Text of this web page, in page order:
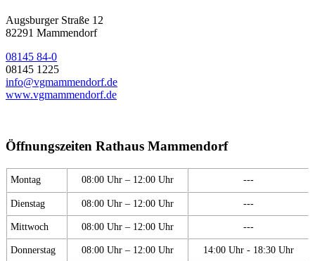
Augsburger Straße 12
82291 Mammendorf
08145 84-0
08145 1225
info@vgmammendorf.de
www.vgmammendorf.de
Öffnungszeiten Rathaus Mammendorf
Montag 08:00 Uhr – 12:00 Uhr ---
Dienstag 08:00 Uhr – 12:00 Uhr ---
Mittwoch 08:00 Uhr – 12:00 Uhr ---
Donnerstag 08:00 Uhr – 12:00 Uhr 14:00 Uhr - 18:30 Uhr